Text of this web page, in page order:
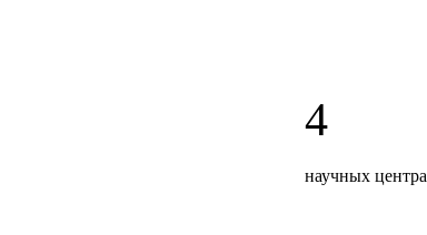
4
научных центра